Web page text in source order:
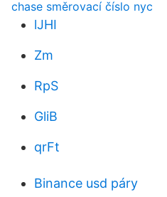
chase směrovací číslo nyc
lJHI
Zm
RpS
GliB
qrFt
Binance usd páry